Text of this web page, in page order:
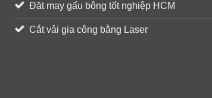
Đặt may gấu bông tốt nghiệp HCM
Cắt vải gia công bằng Laser